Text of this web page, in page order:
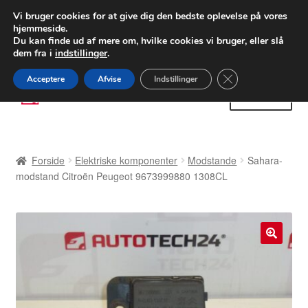
LEVERING fra 55 kr.
FEDEX verdensomspændende forsendelse
80 82 72 02
Spring
til
Spring
til
Betalinger
Forside Elektriske komponenter Modstande
Sahara-
modstand Citroën Peugeot 9673999880 1308CL
Vi bruger cookies for at give dig den bedste oplevelse på vores
hjemmeside.
Du kan finde ud af mere om, hvilke cookies vi bruger, eller slå
dem fra i indstillinger.
Acceptere Afvise Indstillinger Close GDPR